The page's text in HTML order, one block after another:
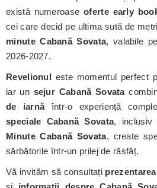
există numeroaseoferte early
cei care decid pe ultima sută de
minute Cabană Sovata, valabile
2026-2027.
Revelionul este momentul perfect
iar un sejur Cabană Sovata
de iarnăîntr-o experiență
speciale Cabană Sovata,
Minute Cabană Sovata, create
sărbătorile într-un prilej de răsfăț.
Vă invităm să consultați